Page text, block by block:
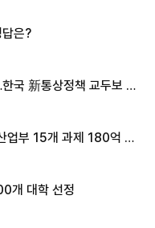
은?
국 新통상정책 교두보 활
업부 15개 과제 180억 지
개 대학 선정